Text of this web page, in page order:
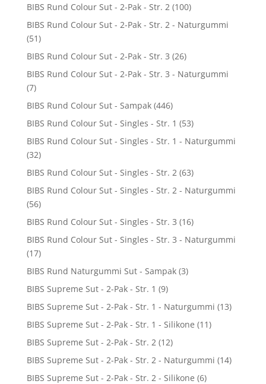
BIBS Rund Colour Sut - 2-Pak - Str. 2 (100)
BIBS Rund Colour Sut - 2-Pak - Str. 2 - Naturgummi
(51)
BIBS Rund Colour Sut - 2-Pak - Str. 3 (26)
BIBS Rund Colour Sut - 2-Pak - Str. 3 - Naturgummi
(7)
BIBS Rund Colour Sut - Sampak (446)
BIBS Rund Colour Sut - Singles - Str. 1 (53)
BIBS Rund Colour Sut - Singles - Str. 1 - Naturgummi
(32)
BIBS Rund Colour Sut - Singles - Str. 2 (63)
BIBS Rund Colour Sut - Singles - Str. 2 - Naturgummi
(56)
BIBS Rund Colour Sut - Singles - Str. 3 (16)
BIBS Rund Colour Sut - Singles - Str. 3 - Naturgummi
(17)
BIBS Rund Naturgummi Sut - Sampak (3)
BIBS Supreme Sut - 2-Pak - Str. 1 (9)
BIBS Supreme Sut - 2-Pak - Str. 1 - Naturgummi (13)
BIBS Supreme Sut - 2-Pak - Str. 1 - Silikone (11)
BIBS Supreme Sut - 2-Pak - Str. 2 (12)
BIBS Supreme Sut - 2-Pak - Str. 2 - Naturgummi (14)
BIBS Supreme Sut - 2-Pak - Str. 2 - Silikone (6)